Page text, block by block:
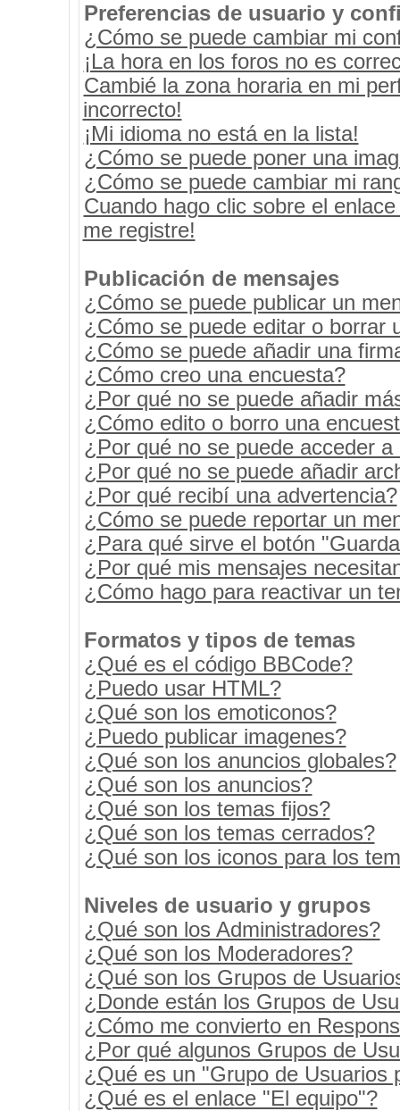
Preferencias de usuario y
¿Cómo se puede cambiar mi
¡La hora en los foros no es
Cambié la zona horaria en mi
incorrecto!
¡Mi idioma no está en la lista!
¿Cómo se puede poner una
¿Cómo se puede cambiar mi
Cuando hago clic sobre el
me registre!
Publicación de mensajes
¿Cómo se puede publicar un
¿Cómo se puede editar o borrar
¿Cómo se puede añadir una
¿Cómo creo una encuesta?
¿Por qué no se puede añadir
¿Cómo edito o borro una
¿Por qué no se puede acceder a
¿Por qué no se puede añadir
¿Por qué recibí una advertencia?
¿Cómo se puede reportar un
¿Para qué sirve el botón
¿Por qué mis mensajes
¿Cómo hago para reactivar un
Formatos y tipos de temas
¿Qué es el código BBCode?
¿Puedo usar HTML?
¿Qué son los emoticonos?
¿Puedo publicar imagenes?
¿Qué son los anuncios globales?
¿Qué son los anuncios?
¿Qué son los temas fijos?
¿Qué son los temas cerrados?
¿Qué son los iconos para los
Niveles de usuario y grupos
¿Qué son los Administradores?
¿Qué son los Moderadores?
¿Qué son los Grupos de
¿Donde están los Grupos de
¿Cómo me convierto en
¿Por qué algunos Grupos de
¿Qué es un "Grupo de Usuarios
¿Qué es el enlace "El equipo"?